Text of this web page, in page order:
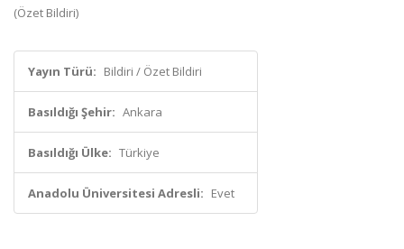
(Özet Bildiri)
Yayın Türü: Bildiri / Özet Bildiri
Basıldığı Şehir: Ankara
Basıldığı Ülke: Türkiye
Anadolu Üniversitesi Adresli: Evet